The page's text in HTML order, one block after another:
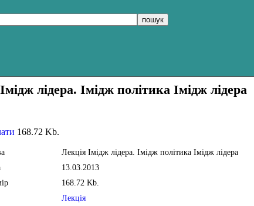
лідера. Імідж політика Імідж лідера
168.72 Kb.
Лекція Імідж лідера. Імідж політика Імідж лідера
13.03.2013
168.72 Kb.
Лекція